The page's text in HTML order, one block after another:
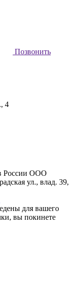
Позвонить
4
России ООО
ул., влад. 39,
для вашего
вы покинете